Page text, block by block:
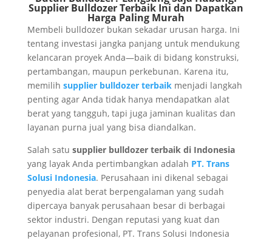
Supplier BulldozerTerbaik Ini dan Dapatkan
Harga Paling Murah
Membeli bulldozer bukan sekadar urusan harga. Ini
tentang investasi jangka panjang untuk mendukung
kelancaran proyek Anda—baik di bidang konstruksi,
pertambangan, maupun perkebunan. Karena itu,
memilih supplier bulldozer terbaikmenjadi langkah
penting agar Anda tidak hanya mendapatkan alat
berat yang tangguh, tapi juga jaminan kualitas dan
layanan purna jual yang bisa diandalkan.
Salah satu supplier bulldozer terbaik di Indonesia
yang layak Anda pertimbangkan adalah PT. Trans
Solusi Indonesia. Perusahaan ini dikenal sebagai
penyedia alat berat berpengalaman yang sudah
dipercaya banyak perusahaan besar di berbagai
sektor industri. Dengan reputasi yang kuat dan
pelayanan profesional, PT. Trans Solusi Indonesia